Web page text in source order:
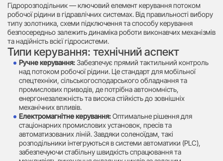
Гідророзподільник — ключовий елемент керування потоком
робочої рідини в гідравлічних системах. Від правильності вибору
типу золотника, схеми підключення та способу керування
безпосередньо залежить динаміка роботи виконавчих механізмів
та надійність всієї гідросистеми.
Типи керування: технічний аспект
Ручне керування: Забезпечує прямий тактильний контроль
над потоком робочої рідини. Це стандарт для мобільної
спецтехніки, сільськогосподарського обладнання та
промислових приводів, де потрібна автономність,
енергонезалежність та висока стійкість до зовнішніх
механічних впливів.
Електромагнітне керування:Оптимальне рішення для
стаціонарних промислових установок, пресів та
автоматизованих ліній. Завдяки соленоїдам, такі
розподільники інтегруються в системи автоматики (PLC),
забезпечуючи стабільну швидкість спрацювання та